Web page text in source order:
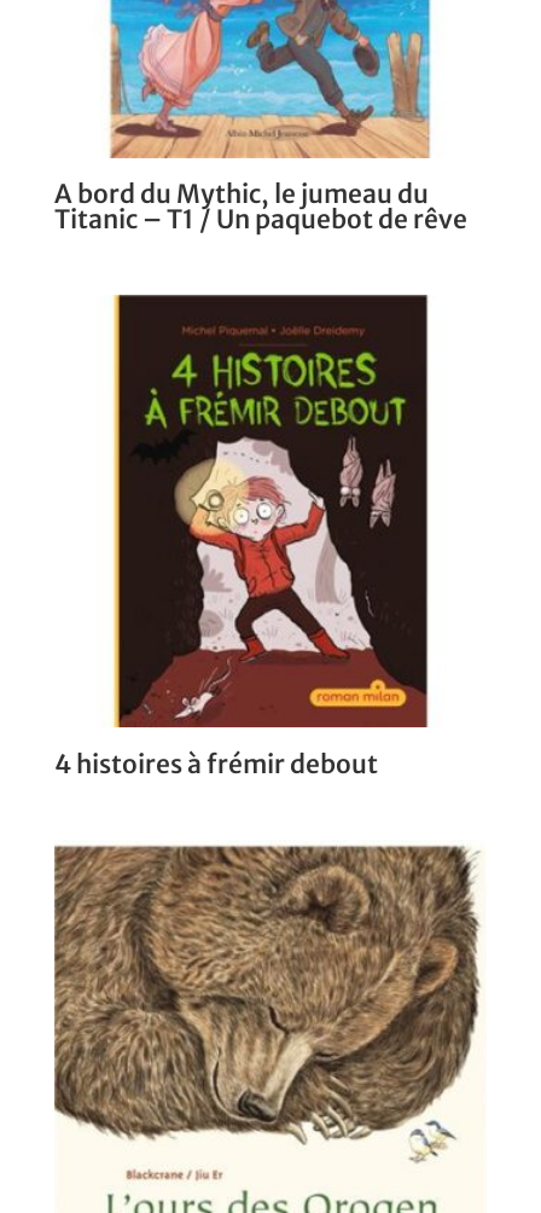
A bord du Mythic, le jumeau du
Titanic – T1 / Un paquebot de rêve
4 histoires à frémir debout